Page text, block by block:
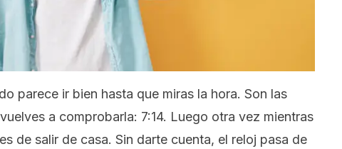
parece ir bien hasta que miras la hora. Son las
a comprobarla: 7:14. Luego otra vez mientras
de salir de casa. Sin darte cuenta, el reloj pasa de